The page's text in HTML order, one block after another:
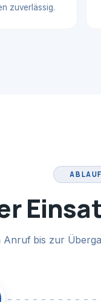
zuverlässig.
ABLAUF
bis zur